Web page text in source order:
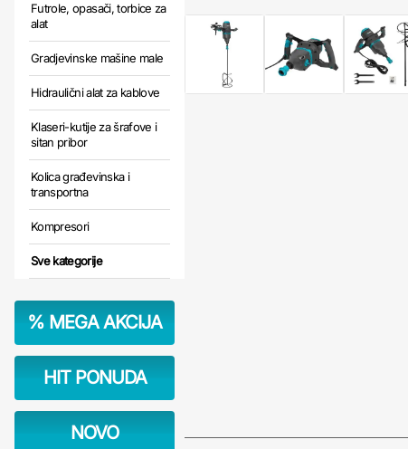
Futrole, opasači, torbice za
alat
Gradjevinske mašine male
Hidraulični alat za kablove
Klaseri-kutije za šrafove i
sitan pribor
Kolica građevinska i
transportna
Kompresori
Sve kategorije
% MEGA AKCIJA
HIT PONUDA
NOVO